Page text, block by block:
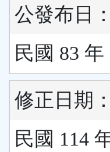
公發布日：
民國 83 年
修正日期：
民國 114